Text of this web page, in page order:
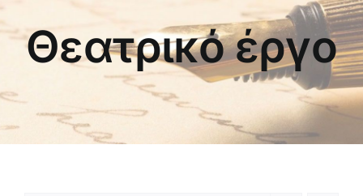
Θεατρικό έργο